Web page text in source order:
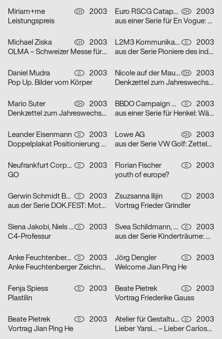
Miriam+me CH
2003
Leistungspreis
Euro RSCG Catapult AG Switzerland CH
2003
aus einer Serie für En Vogue: Fisch
Michael Ziska CH
2003
OLMA – Schweizer Messe für Land- und Milchwirtschaft 2003
L2M3 Kommunikationsdesign D
2003
aus der Serie Pioniere des industriellen Designs am Bodensee: Champs
Daniel Mudra D
2003
Pop Up. Bilder vom Körper
Nicole auf der Mauer CH
2003
Denkzettel zum Jahreswechsel: Mädchen
Mario Suter CH
2003
Denkzettel zum Jahreswechsel: Öl
BBDO Campaign GmbH Düsseldorf D
2003
aus einer Serie für Henkel: Wäscheklammern
Leander Eisenmann D
2003
Doppelplakat Positionierung – Design und Architektur, von der Ausbildung zum Beruf?
Lowe AG CH
2003
aus der Serie VW Golf: Zettelplakat
Neufrankfurt Corporate Design GmbH D
2003
GO
Florian Fischer D
2003
youth of europe?
Gerwin Schmidt Büro für visuelle Gestaltung D
2003
aus der Serie DOK.FEST: Motiv Schrei – Motiv Kuss
Zsuzsanna Ilijin D
2003
Vortrag Frieder Grindler
Siena Jakobi, Niels Verhaag D
2003
C4-Professur
Svea Schildmann, Kathrin Nahlik D
2003
aus der Serie Kinderträume: Feuerwehr
Anke Feuchtenberger D
2003
Anke Feuchtenberger Zeichnungen
Jörg Dengler D
2003
Welcome Jian Ping He
Fenja Spiess D
2003
Plastilin
Beate Pietrek D
2003
Vortrag Friederike Gauss
Beate Pietrek D
2003
Vortrag Jian Ping He
Atelier für Gestaltung D
2003
Lieber Yarsi… – Lieber Carlos… – Serie von zwei Plakaten